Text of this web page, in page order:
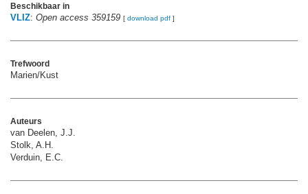
Beschikbaar in
VLIZ: Open access 359159 [ download pdf ]
Trefwoord
Marien/Kust
Auteurs
van Deelen, J.J.
Stolk, A.H.
Verduin, E.C.